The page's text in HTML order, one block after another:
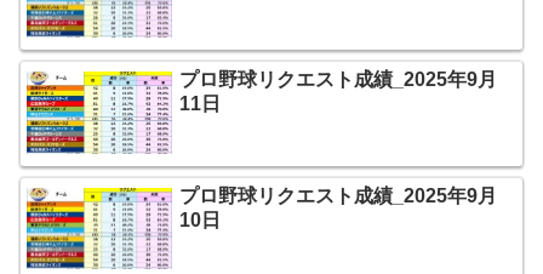
プロ野球リクエスト成績_2025年9月
11日
プロ野球リクエスト成績_2025年9月
10日